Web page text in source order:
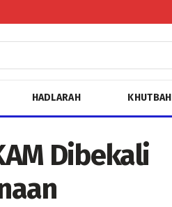
HADLARAH KHUTBAH
Dibekali